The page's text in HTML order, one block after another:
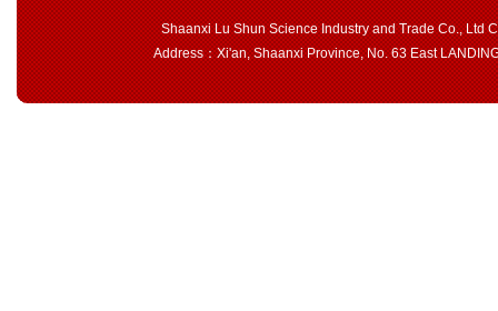
Shaanxi Lu Shun Science Industry and Trade Co., Ltd
Address：Xi'an, Shaanxi Province, No. 63 East